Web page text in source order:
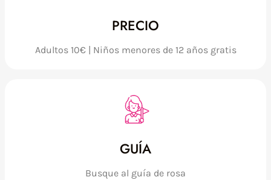
PRECIO
Adultos 10€ | Niños menores de 12 años gratis
GUÍA
Busque al guía de rosa